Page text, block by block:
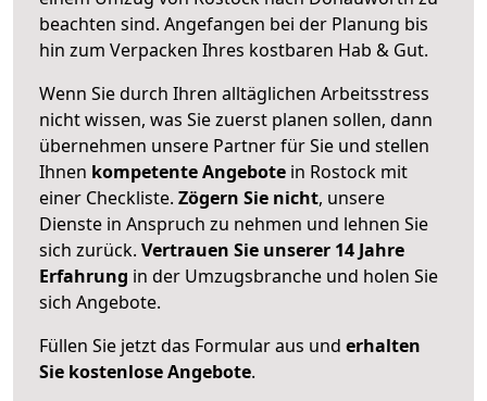
beachten sind. Angefangen bei der Planung bis
hin zum Verpacken Ihres kostbaren Hab & Gut.
Wenn Sie durch Ihren alltäglichen Arbeitsstress
nicht wissen, was Sie zuerst planen sollen, dann
übernehmen unsere Partner für Sie und stellen
Ihnen kompetente Angebote in Rostock mit
einer Checkliste. Zögern Sie nicht, unsere
Dienste in Anspruch zu nehmen und lehnen Sie
sich zurück. Vertrauen Sie unserer 14 Jahre
Erfahrung in der Umzugsbranche und holen Sie
sich Angebote.
Füllen Sie jetzt das Formular aus und erhalten
Sie kostenlose Angebote.